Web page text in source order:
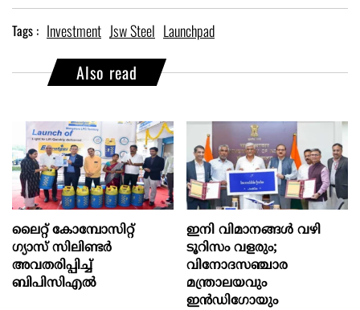
Tags : Investment Jsw Steel Launchpad
Also read
ലൈറ്റ് കോമ്പോസിറ്റ്
ഗ്യാസ് സിലിണ്ടർ
അവതരിപ്പിച്ച്
ബിപിസിഎൽ
ഇനി വിമാനങ്ങള്‍ വഴി
ടൂറിസം വളരും;
വിനോദസഞ്ചാര
മന്ത്രാലയവും
ഇന്‍ഡിഗോയും